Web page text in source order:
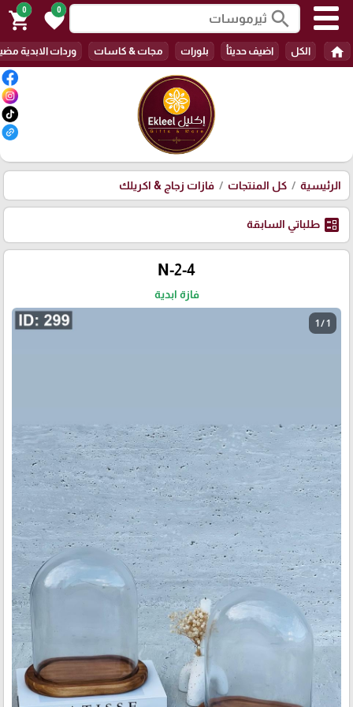
search
0
favorite
0
shopping_cart
home الكل اضيف حديثأ بلورات مجات & كاسات وردات الابدية
الرئيسية كل المنتجات فازات زجاج & اكريلك
ballot طلباتي السابقة
N-2-4
فازة ابدية
1 / 1